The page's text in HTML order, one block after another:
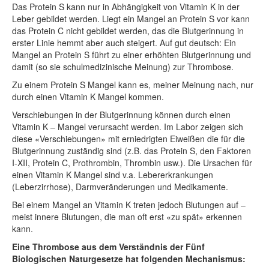
Das Protein S kann nur in Abhängigkeit von Vitamin K in der
Leber gebildet werden. Liegt ein Mangel an Protein S vor kann
das Protein C nicht gebildet werden, das die Blutgerinnung in
erster Linie hemmt aber auch steigert. Auf gut deutsch: Ein
Mangel an Protein S führt zu einer erhöhten Blutgerinnung und
damit (so sie schulmedizinische Meinung) zur Thrombose.
Zu einem Protein S Mangel kann es, meiner Meinung nach, nur
durch einen Vitamin K Mangel kommen.
Verschiebungen in der Blutgerinnung können durch einen
Vitamin K – Mangel verursacht werden. Im Labor zeigen sich
diese «Verschiebungen» mit erniedrigten Eiweißen die für die
Blutgerinnung zuständig sind (z.B. das Protein S, den Faktoren
I-XII, Protein C, Prothrombin, Thrombin usw.). Die Ursachen für
einen Vitamin K Mangel sind v.a. Lebererkrankungen
(Leberzirrhose), Darmveränderungen und Medikamente.
Bei einem Mangel an Vitamin K treten jedoch Blutungen auf –
meist innere Blutungen, die man oft erst «zu spät» erkennen
kann.
Eine Thrombose aus dem Verständnis der Fünf
Biologischen Naturgesetze hat folgenden Mechanismus: